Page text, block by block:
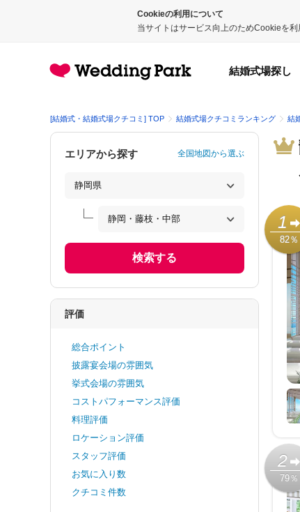
Cookieの利用について
当サイトはサービス向上のためCookieを
結婚式場探し
[結婚式・結婚式場クチコミ] TOP 結婚式場クチコミランキング 結
1
82％
2
79％
エリアから探す 全国地図から選ぶ
検索する
評価
総合ポイント
披露宴会場の雰囲気
挙式会場の雰囲気
コストパフォーマンス評価
料理評価
ロケーション評価
スタッフ評価
お気に入り数
クチコミ件数